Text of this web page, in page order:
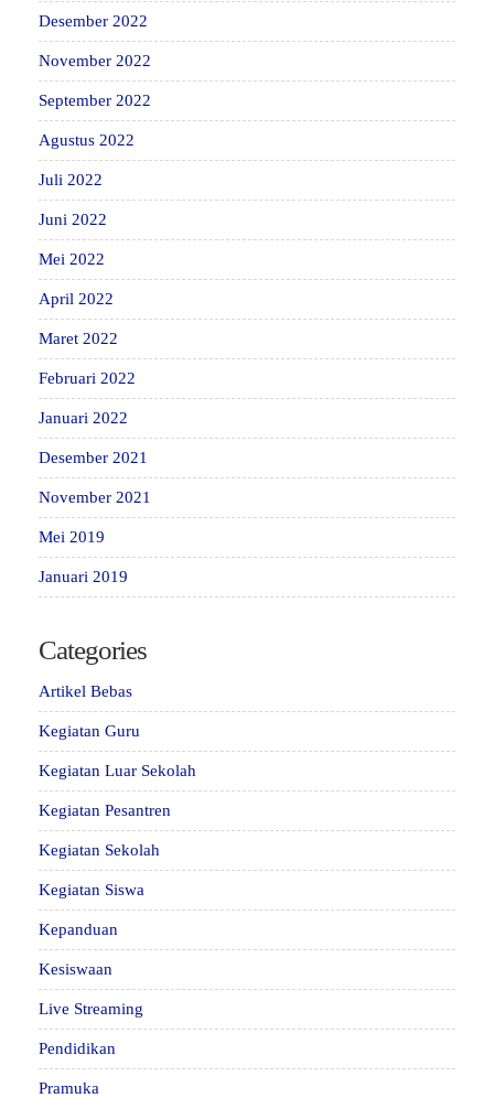
Desember 2022
November 2022
September 2022
Agustus 2022
Juli 2022
Juni 2022
Mei 2022
April 2022
Maret 2022
Februari 2022
Januari 2022
Desember 2021
November 2021
Mei 2019
Januari 2019
Categories
Artikel Bebas
Kegiatan Guru
Kegiatan Luar Sekolah
Kegiatan Pesantren
Kegiatan Sekolah
Kegiatan Siswa
Kepanduan
Kesiswaan
Live Streaming
Pendidikan
Pramuka